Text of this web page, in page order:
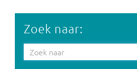
Zoek naar: